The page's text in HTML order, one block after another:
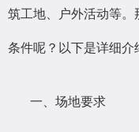
筑工地、户外活动等
条件呢？以下是详细介
一、场地要求